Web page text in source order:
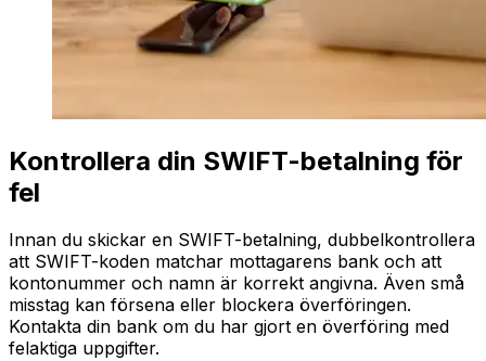
Kontrollera din SWIFT-betalning för
fel
Innan du skickar en SWIFT-betalning, dubbelkontrollera
att SWIFT-koden matchar mottagarens bank och att
kontonummer och namn är korrekt angivna. Även små
misstag kan försena eller blockera överföringen.
Kontakta din bank om du har gjort en överföring med
felaktiga uppgifter.